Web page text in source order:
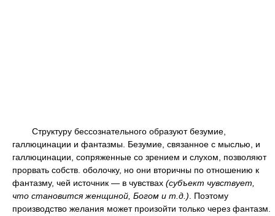
Структуру бессознательного образуют безумие,
галлюцинации и фантазмы. Безумие, связанное с мыслью, и
галлюцинации, сопряженные со зрением и слухом, позволяют
прорвать собств. оболочку, но они вторичны по отношению к
фантазму, чей источник — в чувствах (субъект чувствует,
что становится женщиной, Богом и т.д.) . Поэтому
производство желания может произойти только через фантазм.